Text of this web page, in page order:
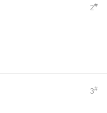
2#
3#